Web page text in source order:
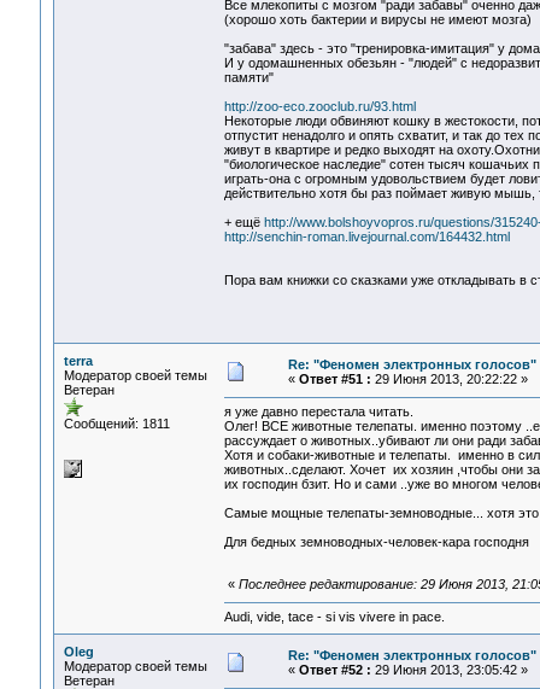
Все млекопиты с мозгом "ради забавы" оченно
(хорошо хоть бактерии и вирусы не имеют мозга)
"забава" здесь - это "тренировка-имитация" у
И у одомашненных обезьян - "людей" с
памяти"
http://zoo-eco.zooclub.ru/93.html
Некоторые люди обвиняют кошку в жестокости,
отпустит ненадолго и опять схватит, и так до
живут в квартире и редко выходят на
"биологическое наследие" сотен тысяч кошачьих
играть-она с огромным удовольствием будет
действительно хотя бы раз поймает живую мышь,
+ ещё http://www.bolshoyvopros.ru/questions/
http://senchin-roman.livejournal.com/164432.html
Пора вам книжки со сказками уже откладывать в
terra
Модератор своей темы
Ветеран
Сообщений: 1811
Re: "Феномен электронных голосов"
« Ответ #51 : 29 Июня 2013, 20:22:22 »
я уже давно перестала читать.
Олег! ВСЕ животные телепаты. именно поэтому
рассуждает о животных..убивают ли они ради
Хотя и собаки-животные и телепаты. именно в
животных..сделают. Хочет их хозяин ,чтобы они
их господин бзит. Но и сами ..уже во многом
Самые мощные телепаты-земноводные... хотя это
Для бедных земноводных-человек-кара господня
« Последнее редактирование: 29 Июня 2013,
Audi, vide, tace - si vis vivere in pace.
Oleg
Модератор своей темы
Ветеран
Re: "Феномен электронных голосов"
« Ответ #52 : 29 Июня 2013, 23:05:42 »